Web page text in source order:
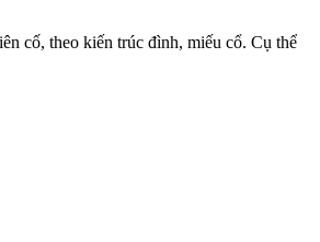
cố, theo kiến trúc đình, miếu cổ. Cụ thể